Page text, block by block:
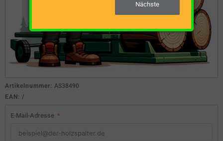
Artikelnummer: AS38490
EAN: /
E-Mail-Adresse
Nächste